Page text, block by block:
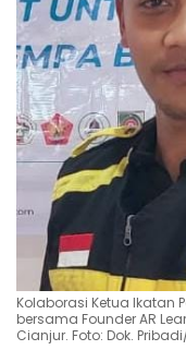
Kolaborasi Ketua Ikatan
bersama Founder AR
Cianjur. Foto: Dok.